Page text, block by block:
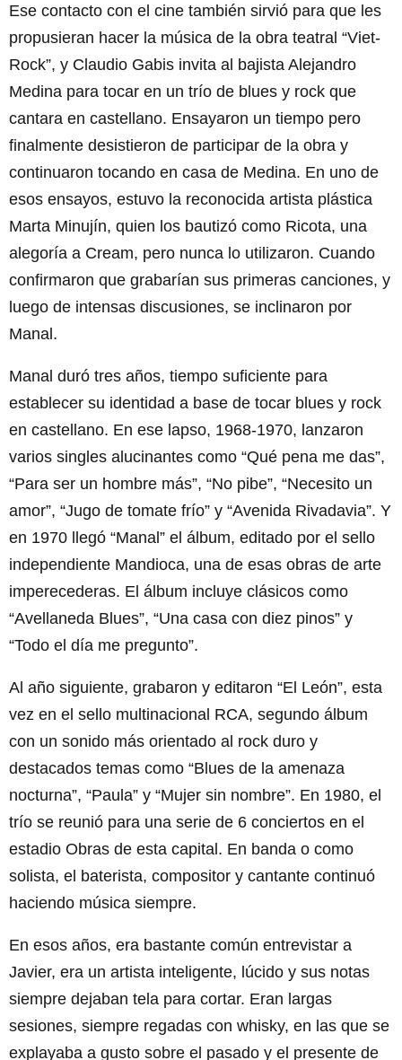
Ese contacto con el cine también sirvió para que les
propusieran hacer la música de la obra teatral “Viet-
Rock”, y Claudio Gabis invita al bajista Alejandro
Medina para tocar en un trío de blues y rock que
cantara en castellano. Ensayaron un tiempo pero
finalmente desistieron de participar de la obra y
continuaron tocando en casa de Medina. En uno de
esos ensayos, estuvo la reconocida artista plástica
Marta Minujín, quien los bautizó como Ricota, una
alegoría a Cream, pero nunca lo utilizaron. Cuando
confirmaron que grabarían sus primeras canciones, y
luego de intensas discusiones, se inclinaron por
Manal.
Manal duró tres años, tiempo suficiente para
establecer su identidad a base de tocar blues y rock
en castellano. En ese lapso, 1968-1970, lanzaron
varios singles alucinantes como “Qué pena me das”,
“Para ser un hombre más”, “No pibe”, “Necesito un
amor”, “Jugo de tomate frío” y “Avenida Rivadavia”. Y
en 1970 llegó “Manal” el álbum, editado por el sello
independiente Mandioca, una de esas obras de arte
imperecederas. El álbum incluye clásicos como
“Avellaneda Blues”, “Una casa con diez pinos” y
“Todo el día me pregunto”.
Al año siguiente, grabaron y editaron “El León”, esta
vez en el sello multinacional RCA, segundo álbum
con un sonido más orientado al rock duro y
destacados temas como “Blues de la amenaza
nocturna”, “Paula” y “Mujer sin nombre”. En 1980, el
trío se reunió para una serie de 6 conciertos en el
estadio Obras de esta capital. En banda o como
solista, el baterista, compositor y cantante continuó
haciendo música siempre.
En esos años, era bastante común entrevistar a
Javier, era un artista inteligente, lúcido y sus notas
siempre dejaban tela para cortar. Eran largas
sesiones, siempre regadas con whisky, en las que se
explayaba a gusto sobre el pasado y el presente de